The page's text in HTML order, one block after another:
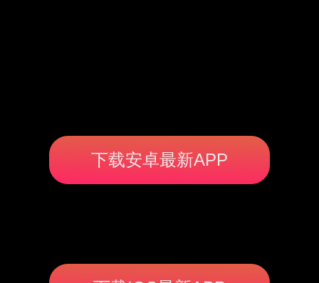
下载安卓最新APP